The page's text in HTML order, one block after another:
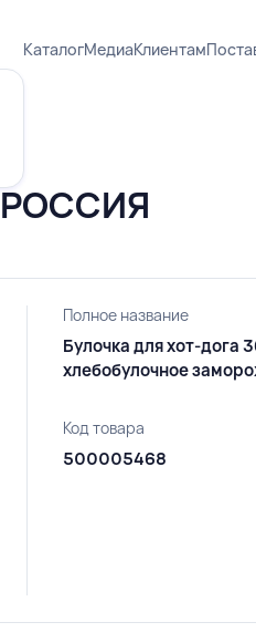
КаталогМедиаКлиентам
РОССИЯ
Полное название
Булочка для хот-дога
хлебобулочное
Код товара
500005468